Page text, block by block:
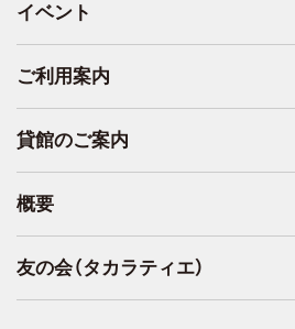
イベント
ご利用案内
貸館のご案内
概要
友の会（タカラティエ）